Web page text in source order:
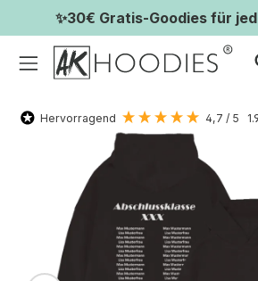
✨30€ Gratis-Goodies für
Hervorragend 4,7 / 5